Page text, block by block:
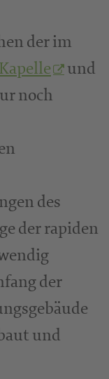
der im
und
noch
des
der rapiden
der
und